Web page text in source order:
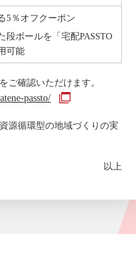
5％オフクーポン
段ボールを「宅配PASSTO
可能
ご確認いただけます。
passto/
源循環型の地域づくりの実
以上